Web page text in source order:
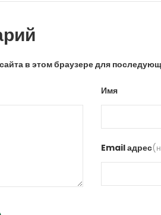
в этом браузере для
Имя
Email адрес